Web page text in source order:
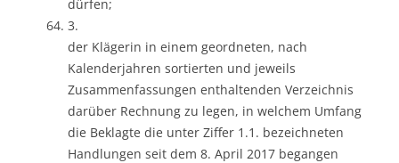
dürfen;
3.
der Klägerin in einem geordneten, nach
Kalenderjahren sortierten und jeweils
Zusammenfassungen enthaltenden Verzeichnis
darüber Rechnung zu legen, in welchem Umfang
die Beklagte die unter Ziffer 1.1. bezeichneten
Handlungen seit dem 8. April 2017 begangen